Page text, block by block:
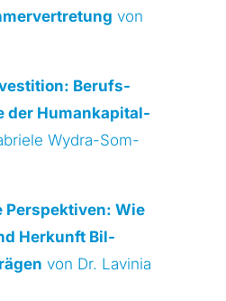
von
Berufs­
der Human­ka­pi­tal­
Wydra-Som­
Per­spek­ti­ven: Wie
Her­kunft Bil­
von Dr. Lavi­nia